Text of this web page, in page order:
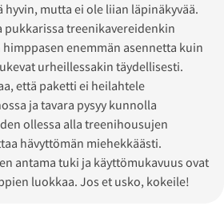
hyvin, mutta ei ole liian läpinäkyvää.
pukkarissa treenikavereidenkin
enemmän asennetta kuin
urheillessakin täydellisesti.
että paketti ei heilahtele
ja tavara pysyy kunnolla
ollessa alla treenihousujen
hävyttömän miehekkäästi.
antama tuki ja käyttömukavuus ovat
luokkaa. Jos et usko, kokeile!